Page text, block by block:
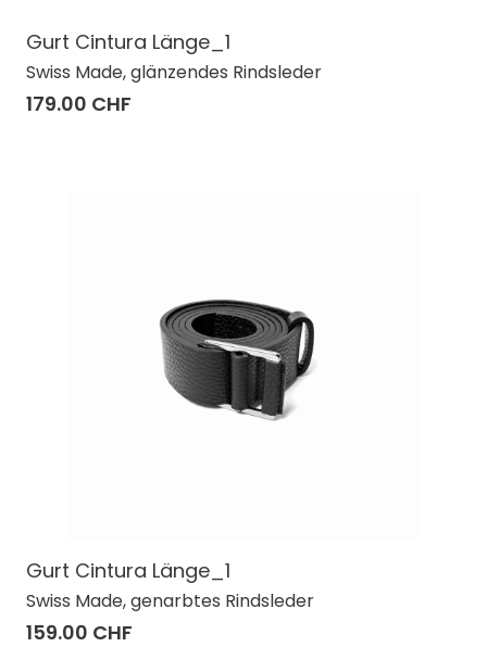
Gurt Cintura Länge_1
Swiss Made, glänzendes Rindsleder
179.00 CHF
Gurt Cintura Länge_1
Swiss Made, genarbtes Rindsleder
159.00 CHF